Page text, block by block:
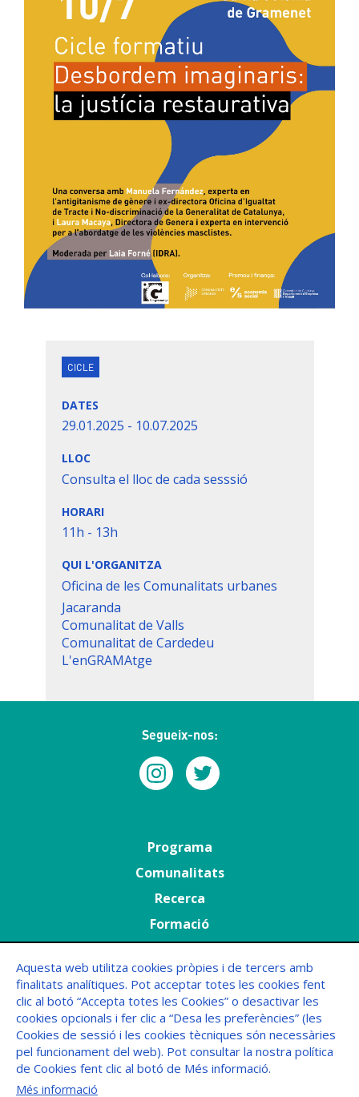
CICLE
DATES
29.01.2025 - 10.07.2025
LLOC
Consulta el lloc de cada sesssió
HORARI
11h - 13h
QUI L'ORGANITZA
Oficina de les Comunalitats urbanes
Jacaranda
Comunalitat de Valls
Comunalitat de Cardedeu
L'enGRAMAtge
Segueix-nos:
Programa
Comunalitats
Recerca
Formació
Menú
Peu
FAQs
Aquesta web utilitza cookies pròpies i de tercers amb
finalitats analítiques. Pot acceptar totes les cookies fent
clic al botó “Accepta totes les Cookies” o desactivar les
cookies opcionals i fer clic a “Desa les preferències” (les
Cookies de sessió i les cookies tècniques són necessàries
pel funcionament del web). Pot consultar la nostra política
de Cookies fent clic al botó de Més informació.
Més informació